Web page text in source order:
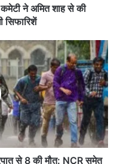
ने अमित शाह से की
सिफारिशें
से 8 की मौत: NCR समेत